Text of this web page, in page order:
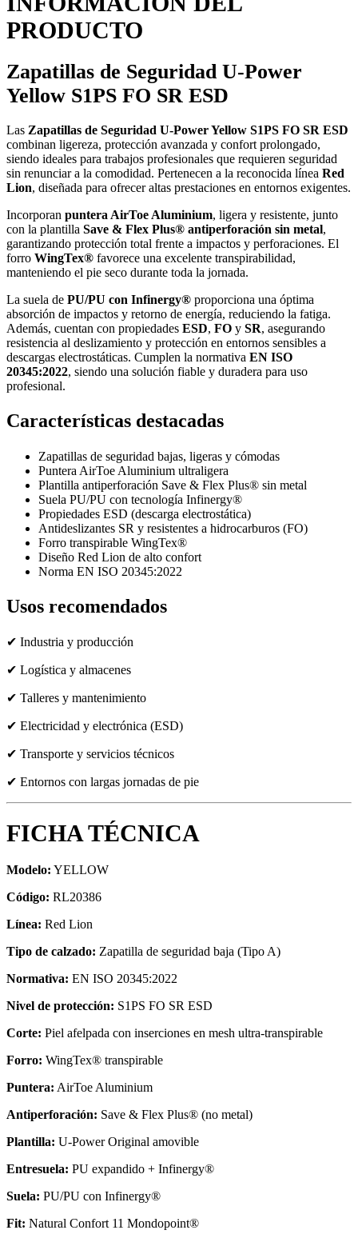
PRODUCTO
Zapatillas de Seguridad U-Power
Yellow S1PS FO SR ESD
Las Zapatillas de Seguridad U-Power Yellow S1PS FO SR ESD
combinan ligereza, protección avanzada y confort prolongado,
siendo ideales para trabajos profesionales que requieren seguridad
sin renunciar a la comodidad. Pertenecen a la reconocida línea Red
Lion, diseñada para ofrecer altas prestaciones en entornos exigentes.
Incorporan puntera AirToe Aluminium, ligera y resistente, junto
con la plantilla Save & Flex Plus® antiperforación sin metal,
garantizando protección total frente a impactos y perforaciones. El
forro WingTex® favorece una excelente transpirabilidad,
manteniendo el pie seco durante toda la jornada.
La suela de PU/PU con Infinergy® proporciona una óptima
absorción de impactos y retorno de energía, reduciendo la fatiga.
Además, cuentan con propiedades ESD, FO y SR, asegurando
resistencia al deslizamiento y protección en entornos sensibles a
descargas electrostáticas. Cumplen la normativa EN ISO
20345:2022, siendo una solución fiable y duradera para uso
profesional.
Características destacadas
Zapatillas de seguridad bajas, ligeras y cómodas
Puntera AirToe Aluminium ultraligera
Plantilla antiperforación Save & Flex Plus® sin metal
Suela PU/PU con tecnología Infinergy®
Propiedades ESD (descarga electrostática)
Antideslizantes SR y resistentes a hidrocarburos (FO)
Forro transpirable WingTex®
Diseño Red Lion de alto confort
Norma EN ISO 20345:2022
Usos recomendados
✔ Industria y producción
✔ Logística y almacenes
✔ Talleres y mantenimiento
✔ Electricidad y electrónica (ESD)
✔ Transporte y servicios técnicos
✔ Entornos con largas jornadas de pie
FICHA TÉCNICA
Modelo: YELLOW
Código: RL20386
Línea: Red Lion
Tipo de calzado: Zapatilla de seguridad baja (Tipo A)
Normativa: EN ISO 20345:2022
Nivel de protección: S1PS FO SR ESD
Corte: Piel afelpada con inserciones en mesh ultra-transpirable
Forro: WingTex® transpirable
Puntera: AirToe Aluminium
Antiperforación: Save & Flex Plus® (no metal)
Plantilla: U-Power Original amovible
Entresuela: PU expandido + Infinergy®
Suela: PU/PU con Infinergy®
Fit: Natural Confort 11 Mondopoint®